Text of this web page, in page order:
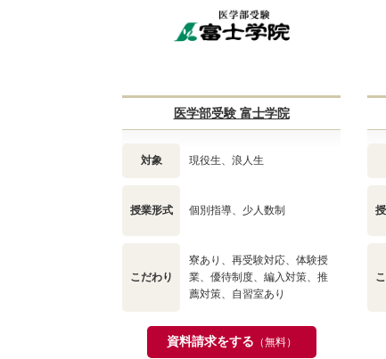
医学部受験 富士学院
対象 現役生、浪人生
授業形式 個別指導、少人数制
こだわり
寮あり、再受験対応、体験授
業、優待制度、編入対策、推
薦対策、自習室あり
資料請求をする （無料）